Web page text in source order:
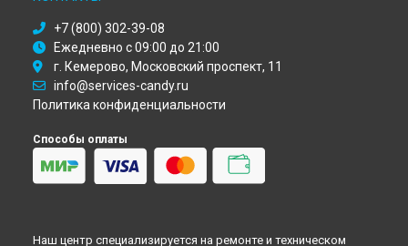
Ремонт холодильника CKBBS 100 Candy в
+7 (800) 302-39-08
Ежедневно с 09:00 до 21:00
г. Кемерово, Московский проспект, 11
info@services-candy.ru
Политика конфиденциальности
Способы оплаты
Наш центр специализируется на ремонте и техническом